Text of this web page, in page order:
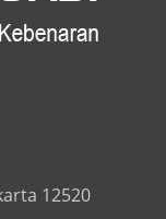
12520